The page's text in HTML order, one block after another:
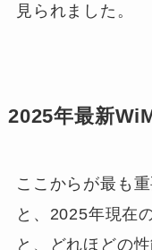
見られました。
2025年最新
ここからが最も
と、2025年現在
と、どれほどの